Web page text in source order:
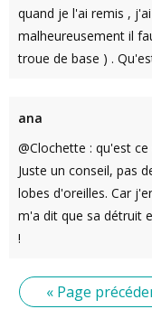
quand je l'ai remis ,
malheureusement il
troue de base ) .
ana
@Clochette : qu'est
Juste un conseil, pas
lobes d'oreilles. Car
m'a dit que sa détruit
!
« Page